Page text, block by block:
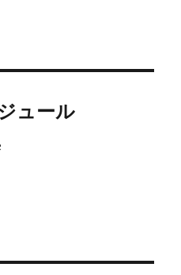
ュール